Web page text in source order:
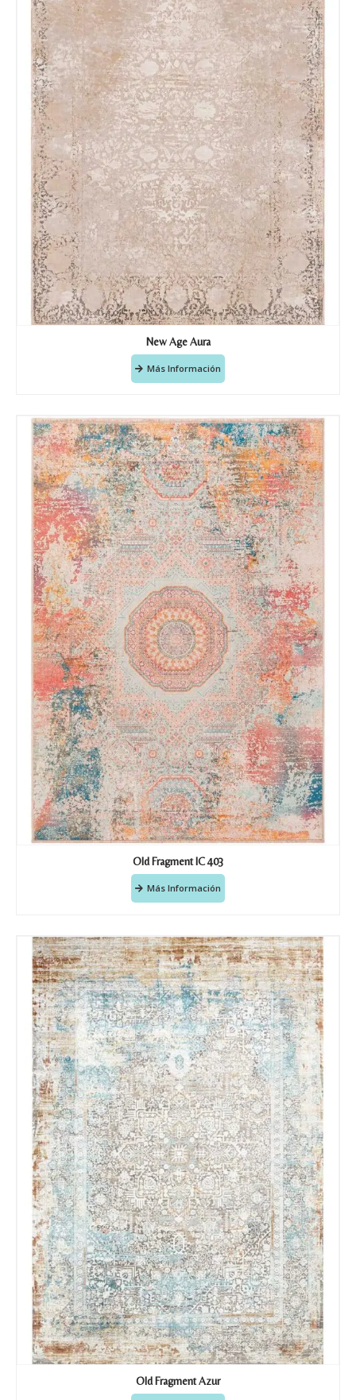
New Age Aura
Más Información
Old Fragment IC 403
Más Información
Old Fragment Azur
Nombre y apellido*
Teléfono
Correo electronico*
Tu mensaje.
Nombre y Referencia del producto*
Acuerdo RGPD*
información que envío para que
puedan responder a mi petición.
Recibir mi oferta